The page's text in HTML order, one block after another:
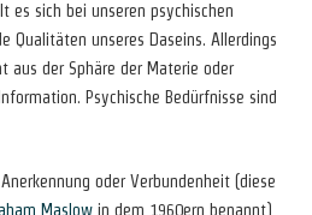
es sich bei unseren psychischen
Qualitäten unseres Daseins. Allerdings
aus der Sphäre der Materie oder
Psychische Bedürfnisse sind
oder Verbundenheit (diese
Maslowin dem 1960ern benannt)